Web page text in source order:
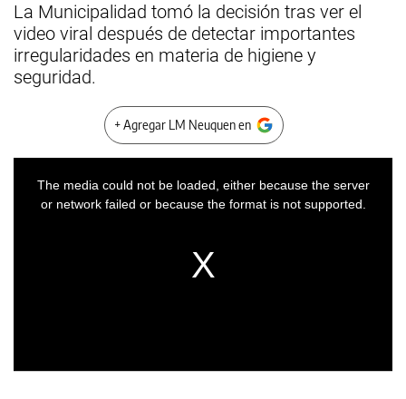
La Municipalidad tomó la decisión tras ver el
video viral después de detectar importantes
irregularidades en materia de higiene y
seguridad.
+ Agregar LM Neuquen en
The media could not be loaded, either because the server
or network failed or because the format is not supported.